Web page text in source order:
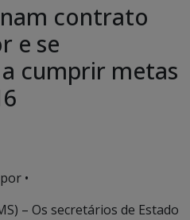
contrato
e se
cumprir metas
•
– Os secretários de Estado